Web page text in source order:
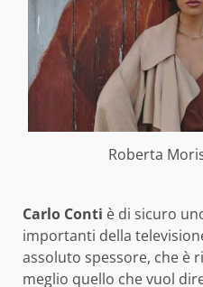
Roberta
Carlo Conti è di sicuro
importanti della
assoluto spessore, che è
meglio quello che vuol